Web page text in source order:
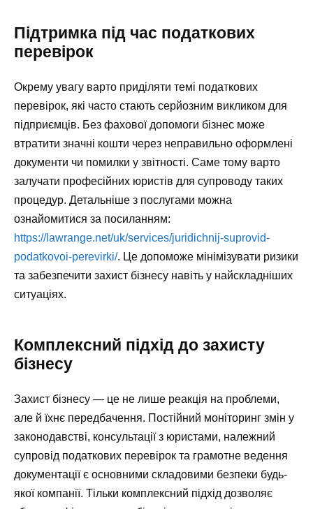
Підтримка під час податкових
перевірок
Окрему увагу варто приділяти темі податкових
перевірок, які часто стають серйозним викликом для
підприємців. Без фахової допомоги бізнес може
втратити значні кошти через неправильно оформлені
документи чи помилки у звітності. Саме тому варто
залучати професійних юристів для супроводу таких
процедур. Детальніше з послугами можна
ознайомитися за посиланням:
https://lawrange.net/uk/services/juridichnij-suprovid-
podatkovoi-perevirki/. Це допоможе мінімізувати ризики
та забезпечити захист бізнесу навіть у найскладніших
ситуаціях.
Комплексний підхід до захисту
бізнесу
Захист бізнесу — це не лише реакція на проблеми,
але й їхнє передбачення. Постійний моніторинг змін у
законодавстві, консультації з юристами, належний
супровід податкових перевірок та грамотне ведення
документації є основними складовими безпеки будь-
якої компанії. Тільки комплексний підхід дозволяє